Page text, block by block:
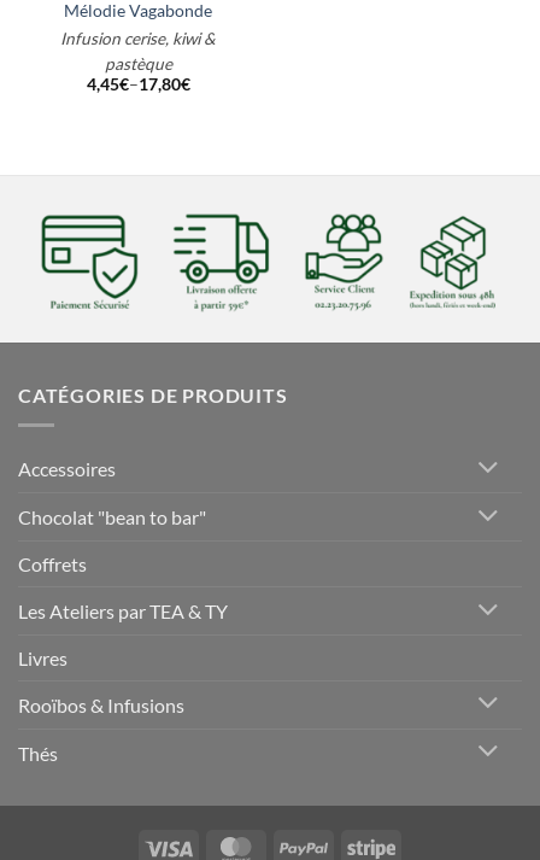
Mélodie Vagabonde
Infusion cerise, kiwi &
pastèque
4,45€–17,80€
CATÉGORIES DE PRODUITS
Accessoires
Chocolat "bean to bar"
Coffrets
Les Ateliers par TEA & TY
Livres
Rooïbos & Infusions
Thés
Visa MasterCardPayPal Stripe